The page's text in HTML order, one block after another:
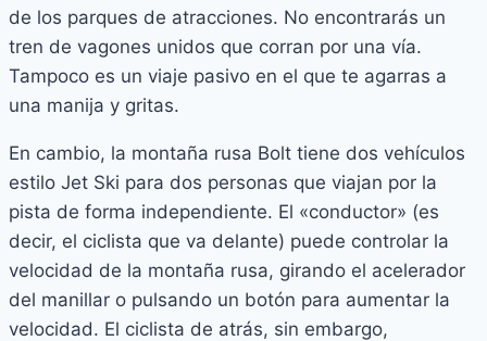
de los parques de atracciones. No encontrarás un
tren de vagones unidos que corran por una vía.
Tampoco es un viaje pasivo en el que te agarras a
una manija y gritas.
En cambio, la montaña rusa Bolt tiene dos vehículos
estilo Jet Ski para dos personas que viajan por la
pista de forma independiente. El «conductor» (es
decir, el ciclista que va delante) puede controlar la
velocidad de la montaña rusa, girando el acelerador
del manillar o pulsando un botón para aumentar la
velocidad. El ciclista de atrás, sin embargo,